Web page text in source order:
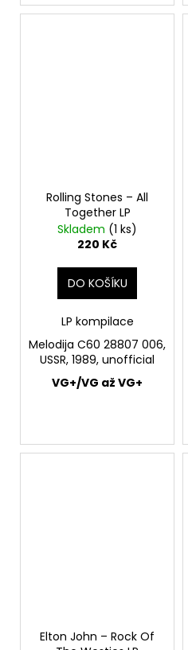
Rolling Stones – All
Together LP
Skladem (1 ks)
220 Kč
DO KOŠÍKU
LP kompilace
Melodija C60 28807 006,
USSR, 1989, unofficial
VG+/VG až VG+
Elton John – Rock Of